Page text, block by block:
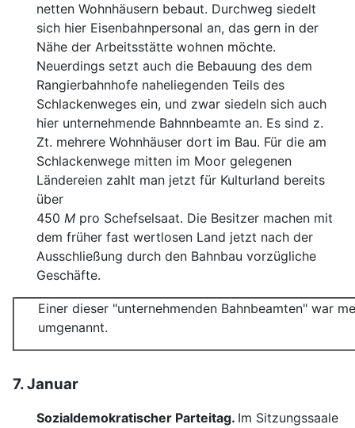
netten Wohnhäusern bebaut. Durchweg siedelt
sich hier Eisenbahnpersonal an, das gern in der
Nähe der Arbeitsstätte wohnen möchte.
Neuerdings setzt auch die Bebauung des dem
Rangierbahnhofe naheliegenden Teils des
Schlackenweges ein, und zwar siedeln sich auch
hier unternehmende Bahnnbeamte an. Es sind z.
Zt. mehrere Wohnhäuser dort im Bau. Für die am
Schlackenwege mitten im Moor gelegenen
Ländereien zahlt man jetzt für Kulturland bereits
über
450 M pro Schefselsaat. Die Besitzer machen mit
dem früher fast wertlosen Land jetzt nach der
Ausschließung durch den Bahnbau vorzügliche
Geschäfte.
Einer dieser "unternehmenden Bahnbeamten" war
umgenannt.
7. Januar
Sozialdemokratischer Parteitag. Im Sitzungssaale